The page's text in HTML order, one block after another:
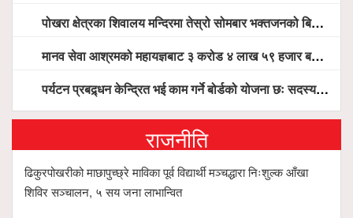
पोखरा क्षेत्रका शिवालय मन्दिरमा तेस्रो सोमबार भक्तजनको बिहानैदेखि घुइँचो
मानव सेवा आश्रमको महायज्ञबाट ३ करोड ४ लाख ५९ हजार बचत, १ करोड ४४ लाख उठ्न बाँकी, विना संचार माध्यम तर प्रचार प्रसारमै भयो १९ लाख खर्च !
पर्यटन प्रबद्र्धन केन्द्रित भई काम गर्ने बोर्डको योजना छः सदस्य पोखरेल, चलिय पोखरालाई थप प्रभावकारी बनाउन होटल संघको माग
राजनीति
ढिकुरपोखरीको माछापुच्छ्रे माविका पूर्व विद्यार्थी मञ्चद्धारा निःशुल्क आँखा
शिविर सञ्चालन, ५ सय जना लाभान्वित